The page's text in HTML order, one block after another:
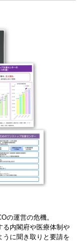
の運営の危機。
る内閣府や医療体制や
うに聞き取りと要請を